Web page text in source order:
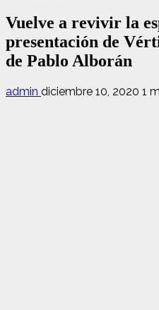
Vuelve a revivir la
presentación de
de Pablo Alborán
admin diciembre 10, 2020 1